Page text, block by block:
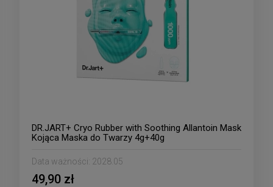
DR.JART+ Cryo Rubber with Soothing Allantoin Mask
Kojąca Maska do Twarzy 4g+40g
Data ważności: 2028.05
49,90 zł